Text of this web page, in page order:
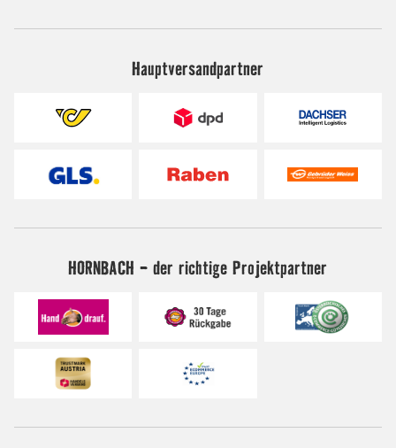
Hauptversandpartner
HORNBACH - der richtige Projektpartner